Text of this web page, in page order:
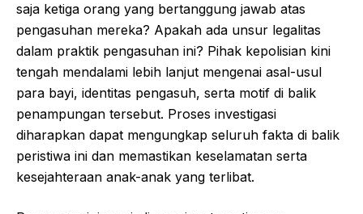
saja ketiga orang yang bertanggung jawab atas
pengasuhan mereka? Apakah ada unsur legalitas
dalam praktik pengasuhan ini? Pihak kepolisian kini
tengah mendalami lebih lanjut mengenai asal-usul
para bayi, identitas pengasuh, serta motif di balik
penampungan tersebut. Proses investigasi
diharapkan dapat mengungkap seluruh fakta di balik
peristiwa ini dan memastikan keselamatan serta
kesejahteraan anak-anak yang terlibat.